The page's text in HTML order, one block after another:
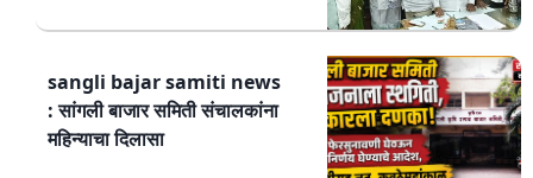
sangli bajar samiti news
: सांगली बाजार समिती संचालकांना
महिन्याचा दिलासा